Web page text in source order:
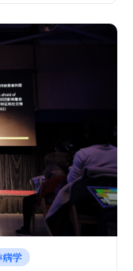
学